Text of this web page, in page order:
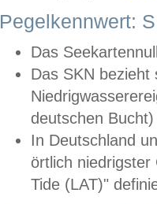
Pegelkennwert:
Das
Das SKN
deutschen
In Deutschland
örtlich
Tide (LAT)"